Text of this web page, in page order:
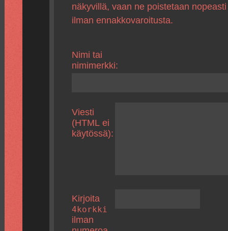
näkyvillä, vaan ne poistetaan
ilman ennakkovaroitusta.
Nimi tai
nimimerkki:
Viesti
(HTML ei
käytössä):
Kirjoita
4korkki
ilman